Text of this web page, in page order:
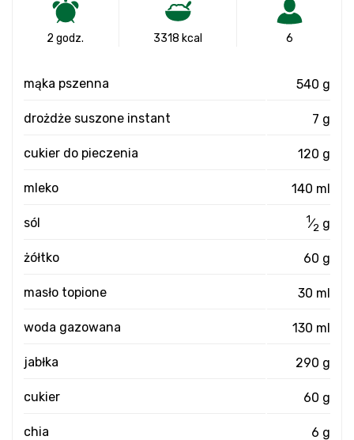
2 godz. 3318 kcal 6
mąka pszenna 540 g
drożdże suszone instant 7 g
cukier do pieczenia 120 g
mleko 140 ml
sól 1⁄2 g
żółtko 60 g
masło topione 30 ml
woda gazowana 130 ml
jabłka 290 g
cukier 60 g
chia 6 g